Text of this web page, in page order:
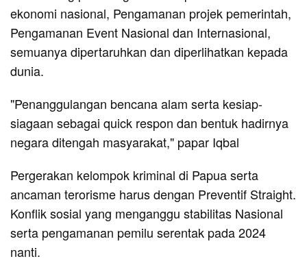
ekonomi nasional, Pengamanan projek pemerintah,
Pengamanan Event Nasional dan Internasional,
semuanya dipertaruhkan dan diperlihatkan kepada
dunia.
"Penanggulangan bencana alam serta kesiap-
siagaan sebagai quick respon dan bentuk hadirnya
negara ditengah masyarakat," papar Iqbal
Pergerakan kelompok kriminal di Papua serta
ancaman terorisme harus dengan Preventif Straight.
Konflik sosial yang menganggu stabilitas Nasional
serta pengamanan pemilu serentak pada 2024
nanti.